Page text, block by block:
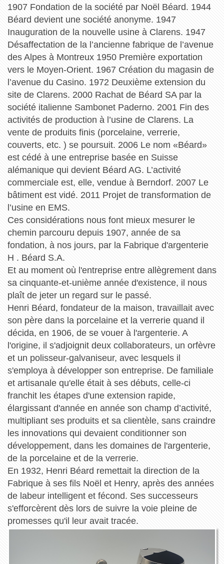
1907 Fondation de la société par Noël Béard. 1944
Béard devient une société anonyme. 1947
Inauguration de la nouvelle usine à Clarens. 1947
Désaffectation de la l’ancienne fabrique de l’avenue
des Alpes à Montreux 1950 Première exportation
vers le Moyen-Orient. 1967 Création du magasin de
l’avenue du Casino. 1972 Deuxième extension du
site de Clarens. 2000 Rachat de Béard SA par la
société italienne Sambonet Paderno. 2001 Fin des
activités de production à l’usine de Clarens. La
vente de produits finis (porcelaine, verrerie,
couverts, etc. ) se poursuit. 2006 Le nom «Béard»
est cédé à une entreprise basée en Suisse
alémanique qui devient Béard AG. L’activité
commerciale est, elle, vendue à Berndorf. 2007 Le
bâtiment est vidé. 2011 Projet de transformation de
l’usine en EMS.
Ces considérations nous font mieux mesurer le
chemin parcouru depuis 1907, année de sa
fondation, à nos jours, par la Fabrique d'argenterie
H . Béard S.A.
Et au moment où l'entreprise entre allègrement dans
sa cinquante-et-unième année d'existence, il nous
plaît de jeter un regard sur le passé.
Henri Béard, fondateur de la maison, travaillait avec
son père dans la porcelaine et la verrerie quand il
décida, en 1906, de se vouer à l'argenterie. A
l'origine, il s'adjoignit deux collaborateurs, un orfèvre
et un polisseur-galvaniseur, avec lesquels il
s'employa à développer son entreprise. De familiale
et artisanale qu'elle était à ses débuts, celle-ci
franchit les étapes d'une extension rapide,
élargissant d'année en année son champ d’activité,
multipliant ses produits et sa clientèle, sans craindre
les innovations qui devaient conditionner son
développement, dans les domaines de l'argenterie,
de la porcelaine et de la verrerie.
En 1932, Henri Béard remettait la direction de la
Fabrique à ses fils Noël et Henry, après des années
de labeur intelligent et fécond. Ses successeurs
s'efforcèrent dès lors de suivre la voie pleine de
promesses qu'il leur avait tracée.